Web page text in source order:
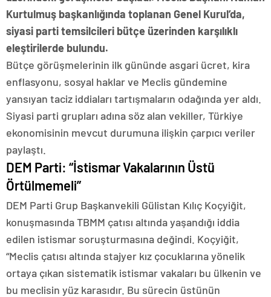
Kurtulmuş başkanlığında toplanan Genel Kurul’da,
siyasi parti temsilcileri bütçe üzerinden karşılıklı
eleştirilerde bulundu.
Bütçe görüşmelerinin ilk gününde asgari ücret, kira
enflasyonu, sosyal haklar ve Meclis gündemine
yansıyan taciz iddiaları tartışmaların odağında yer aldı.
Siyasi parti grupları adına söz alan vekiller, Türkiye
ekonomisinin mevcut durumuna ilişkin çarpıcı veriler
paylaştı.
DEM Parti: “İstismar Vakalarının Üstü
Örtülmemeli”
DEM Parti Grup Başkanvekili Gülistan Kılıç Koçyiğit,
konuşmasında TBMM çatısı altında yaşandığı iddia
edilen istismar soruşturmasına değindi. Koçyiğit,
“Meclis çatısı altında stajyer kız çocuklarına yönelik
ortaya çıkan sistematik istismar vakaları bu ülkenin ve
bu meclisin yüz karasıdır. Bu sürecin üstünün